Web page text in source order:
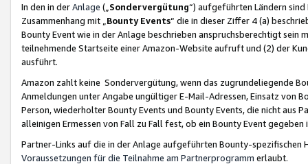
In den in derAnlage („ Sondervergütung“) aufgeführten Ländern
Zusammenhang mit „ Bounty Events“ die in dieser Ziffer 4 (a)
Bounty Event wie in der Anlage beschrieben anspruchsberechtigt sein
teilnehmende Startseite einer Amazon-Website aufruft und (2) der
ausführt.
Amazon zahlt keine Sondervergütung, wenn das zugrundeliegende
Anmeldungen unter Angabe ungültiger E-Mail-Adressen, Einsatz von
Person, wiederholter Bounty Events und Bounty Events, die nicht
alleinigen Ermessen von Fall zu Fall fest, ob ein Bounty Event
Partner-Links auf die in der Anlage aufgeführten Bounty-spezifischen
Voraussetzungen für die Teilnahme am Partnerprogramm erlaubt.